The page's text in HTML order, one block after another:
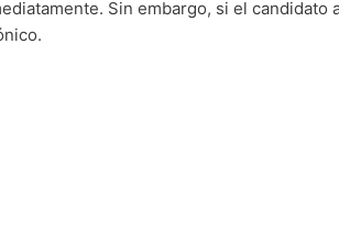
Sin embargo, si el